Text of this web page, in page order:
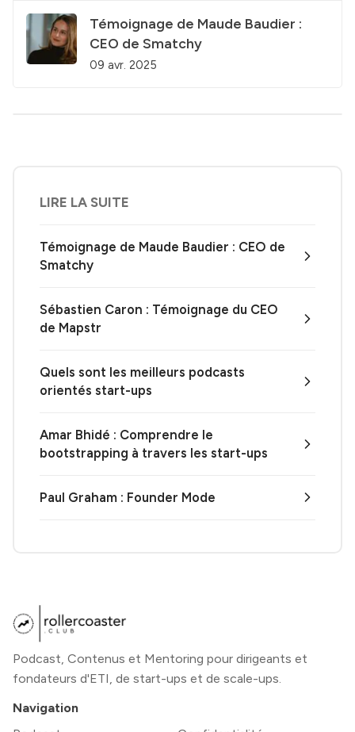
Témoignage de Maude Baudier :
CEO de Smatchy
09 avr. 2025
LIRE LA SUITE
Témoignage de Maude Baudier : CEO de
Smatchy
Sébastien Caron : Témoignage du CEO
de Mapstr
Quels sont les meilleurs podcasts
orientés start-ups
Amar Bhidé : Comprendre le
bootstrapping à travers les start-ups
Paul Graham : Founder Mode
Podcast, Contenus et Mentoring pour dirigeants et
fondateurs d'ETI, de start-ups et de scale-ups.
Navigation